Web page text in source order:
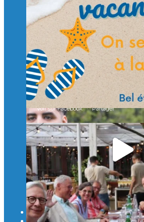
d’ingénieurs de demain. 🙏
Merci à tous !
🎯 Taxe d’apprentissage 2026 : avec
un numérique au service de
À l’Isep, nous formons des
Mastères Spécialisés, qui allient
valeurs humaines, au cœur de
...Voir plus
il y a 2 mois
Voir sur Facebook · Partager
🚀Afterwork à Genève 🚀
🥳 Le 22 avril dernier, 14
en Suisse ont partagé un
retrouvailles et d'échanges !
Merci à tous pour votre
CHEA pour l'organisation !